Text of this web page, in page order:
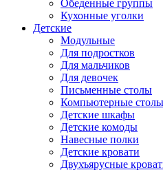
Обеденные группы
Кухонные уголки
Детские
Модульные
Для подростков
Для мальчиков
Для девочек
Письменные столы
Компьютерные столы
Детские шкафы
Детские комоды
Навесные полки
Детские кровати
Двухъярусные